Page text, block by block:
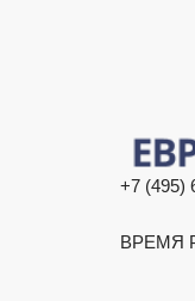
+7 (495)
ВРЕМЯ